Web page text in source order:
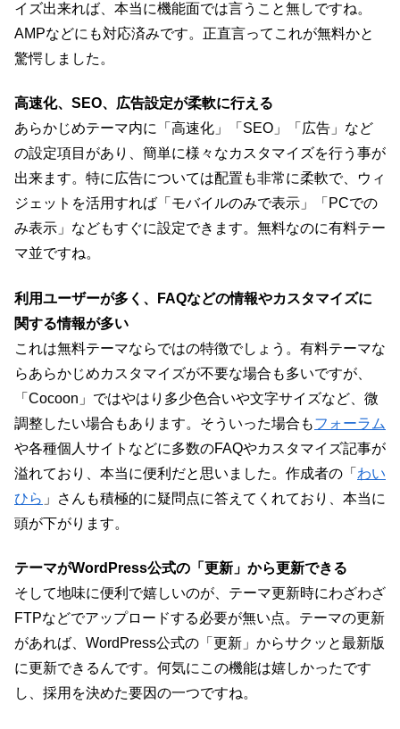
イズ出来れば、本当に機能面では言うこと無しですね。
AMPなどにも対応済みです。正直言ってこれが無料かと
驚愕しました。
高速化、SEO、広告設定が柔軟に行える
あらかじめテーマ内に「高速化」「SEO」「広告」など
の設定項目があり、簡単に様々なカスタマイズを行う事が
出来ます。特に広告については配置も非常に柔軟で、ウィ
ジェットを活用すれば「モバイルのみで表示」「PCでの
み表示」などもすぐに設定できます。無料なのに有料テー
マ並ですね。
利用ユーザーが多く、FAQなどの情報やカスタマイズに
関する情報が多い
これは無料テーマならではの特徴でしょう。有料テーマな
らあらかじめカスタマイズが不要な場合も多いですが、
「Cocoon」ではやはり多少色合いや文字サイズなど、微
調整したい場合もあります。そういった場合もフォーラム
や各種個人サイトなどに多数のFAQやカスタマイズ記事が
溢れており、本当に便利だと思いました。作成者の「 わい
ひら 」さんも積極的に疑問点に答えてくれており、本当に
頭が下がります。
テーマがWordPress公式の「更新」から更新できる
そして地味に便利で嬉しいのが、テーマ更新時にわざわざ
FTPなどでアップロードする必要が無い点。テーマの更新
があれば、WordPress公式の「更新」からサクッと最新版
に更新できるんです。何気にこの機能は嬉しかったです
し、採用を決めた要因の一つですね。